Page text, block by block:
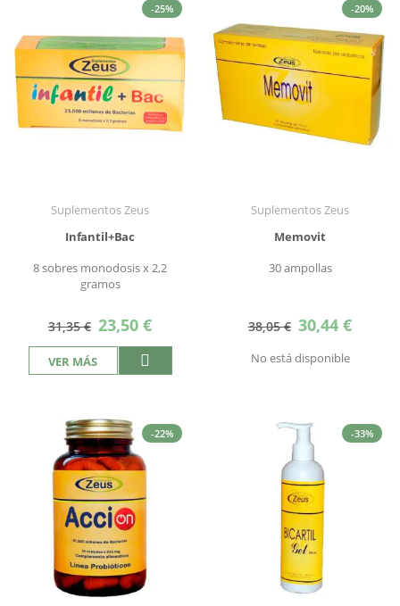
-25%
Suplementos Zeus
Infantil+Bac
8 sobres monodosis x 2,2
gramos
31,35 € Precio
especial
23,50 €
VER MÁS
-20%
Suplementos Zeus
Memovit
30 ampollas
38,05 € Precio
especial
30,44 €
No está disponible
-22% -33%